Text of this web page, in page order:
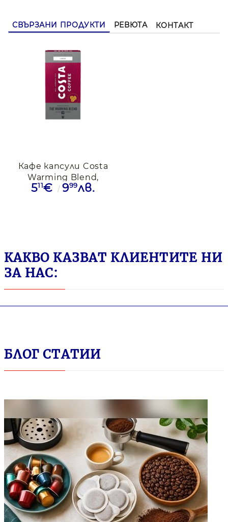
СВЪРЗАНИ ПРОДУКТИ РЕВЮТА КОНТАКТ
Кафе капсули Costa
Warming Blend,
съвместими с
511€ 999лв.
КАКВО КАЗВАТ КЛИЕНТИТЕ НИ
ЗА НАС:
БЛОГ СТАТИИ